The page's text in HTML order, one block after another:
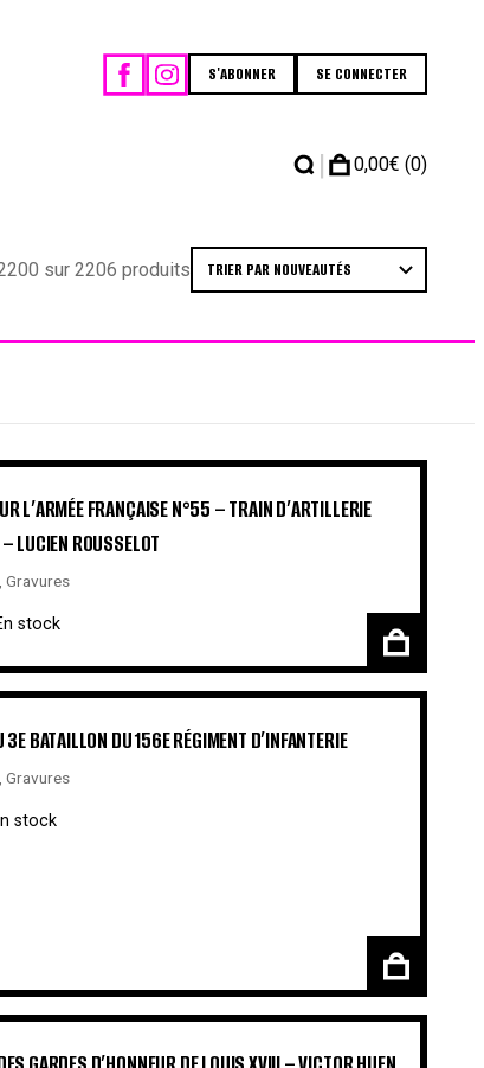
S'ABONNER SE CONNECTER
| 0,00€ (0)
sur 2206 produits
L’ARMÉE FRANÇAISE N°55 – TRAIN D’ARTILLERIE
ROUSSELOT
Gravures
stock
3E BATAILLON DU 156E RÉGIMENT D’INFANTERIE
Gravures
stock